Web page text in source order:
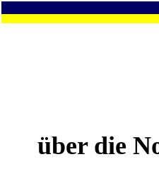
über die